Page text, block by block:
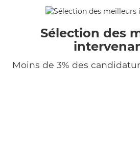
Sélection des
Moins de 3% des